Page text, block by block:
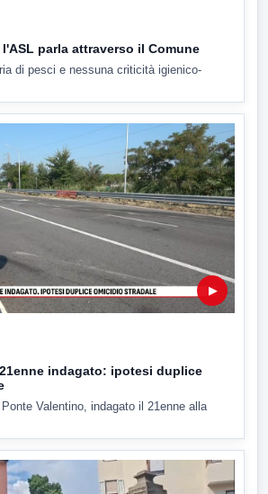
l'ASL parla attraverso il Comune
di pesci e nessuna criticità igienico-
▶
indagato: ipotesi duplice
Valentino, indagato il 21enne alla